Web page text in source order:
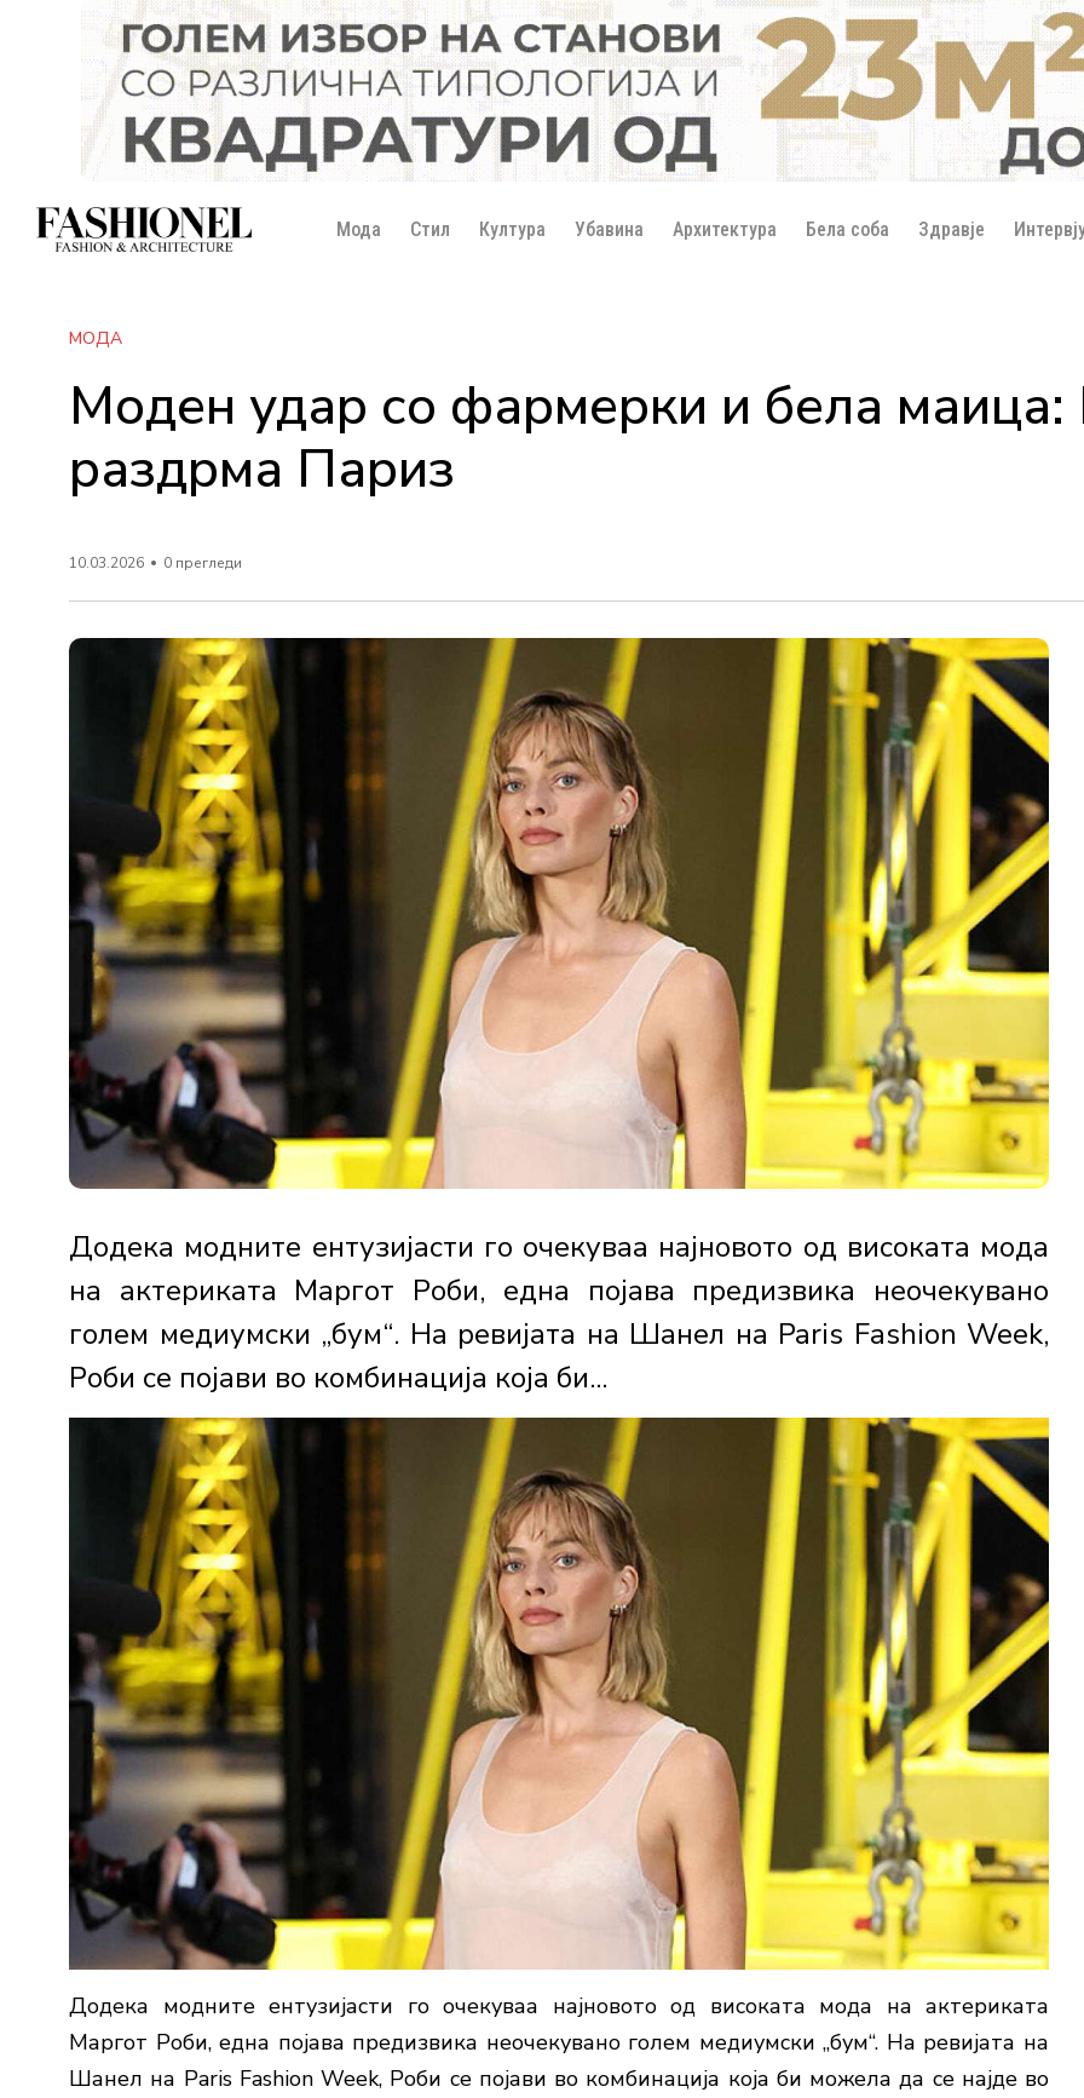
Мода Стил Култура Убавина Архитектура Бела соба Здравје
МОДА
Моден удар со фармерки и бела маица:
раздрма Париз
10.03.2026 0 прегледи
Додека модните ентузијасти го очекуваа најновото од високата мода
на актериката Маргот Роби, една појава предизвика неочекувано
голем медиумски „бум“. На ревијата на Шанел на Paris Fashion Week,
Роби се појави во комбинација која би...
Додека модните ентузијасти го очекуваа најновото од високата мода на актериката
Маргот Роби, една појава предизвика неочекувано голем медиумски „бум“. На ревијата на
Шанел на Paris Fashion Week, Роби се појави во комбинација која би можела да се најде во